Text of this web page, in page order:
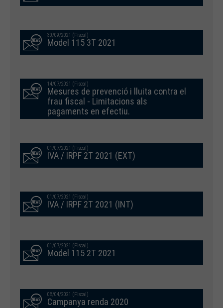
30/09/2021 (Fiscal)
Model 115 3T 2021
14/07/2021 (Fiscal)
Mesures de prevenció i lluita contra el
frau fiscal - Limitacions als
pagaments en efectiu.
01/07/2021 (Fiscal)
IVA / IRPF 2T 2021 (EXT)
01/07/2021 (Fiscal)
IVA / IRPF 2T 2021 (INT)
01/07/2021 (Fiscal)
Model 115 2T 2021
08/04/2021 (Fiscal)
Campanya renda 2020